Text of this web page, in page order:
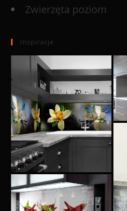
Zwierzęta poziom
Inspiracje